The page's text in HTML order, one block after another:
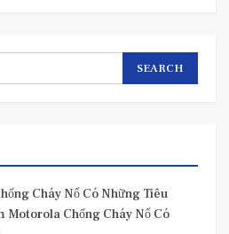
Cháy Nổ Có Những Tiêu
Motorola Chống Cháy Nổ Có